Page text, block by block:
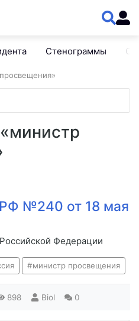
Стенограммы
№240 от 18 мая
Федерации
министр просвещения
898 Biol 0